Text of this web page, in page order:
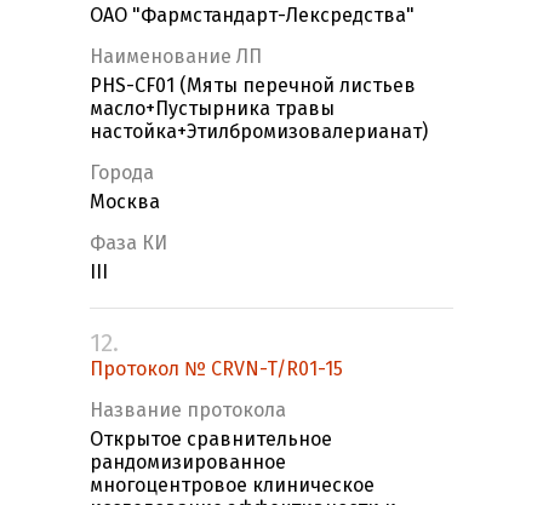
ОАО "Фармстандарт-Лексредства"
Наименование ЛП
PHS-CF01 (Мяты перечной листьев
масло+Пустырника травы
настойка+Этилбромизовалерианат)
Города
Москва
Фаза КИ
12.
Протокол № CRVN-T/R01-15
Название протокола
Открытое сравнительное
рандомизированное
многоцентровое клиническое